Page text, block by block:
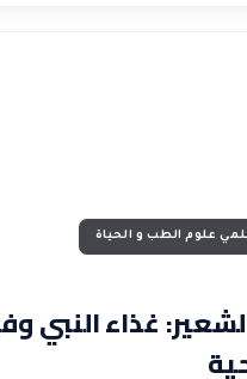
علوم الطب و الحياة
غذاء النبي